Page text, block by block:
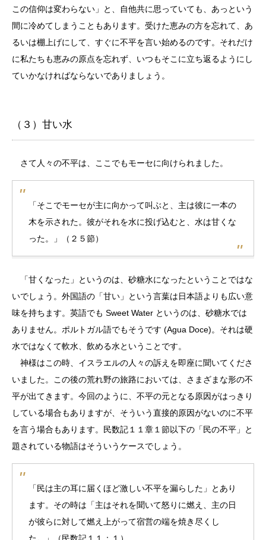
この信仰は変わらない」と、自他共に思っていても、あっという
間に冷めてしまうこともあります。受けた恵みの方を忘れて、あ
るいは棚上げにして、すぐに不平を言い始めるのです。それだけ
に私たちも恵みの原点を忘れず、いつもそこに立ち返るようにし
ていかなければならないでありましょう。
（３）甘い水
さて人々の不平は、ここでもモーセに向けられました。
「そこでモーセが主に向かって叫ぶと、主は彼に一本の
木を示された。彼がそれを水に投げ込むと、水は甘くな
った。」（２５節）
「甘くなった」というのは、砂糖水になったということではな
いでしょう。外国語の「甘い」という言葉は日本語よりも広い意
味を持ちます。英語でも Sweet Water というのは、砂糖水では
ありません。ポルトガル語でもそうです (Agua Doce)。それは硬
水ではなくて軟水、飲める水ということです。
神様はこの時、イスラエルの人々の訴えを即座に聞いてくださ
いました。この後の荒れ野の旅路においては、さまざまな形の不
平が出てきます。今回のように、不平の元となる原因がはっきり
している場合もありますが、そういう直接的原因がないのに不平
を言う場合もあります。民数記１１章１節以下の「民の不平」と
題されている物語はそういうケースでしょう。
「民は主の耳に届くほど激しい不平を漏らした」とあり
ます。その時は「主はそれを聞いて怒りに燃え、主の日
が彼らに対して燃え上がって宿営の端を焼き尽くし
た。」（民数記１１：１）